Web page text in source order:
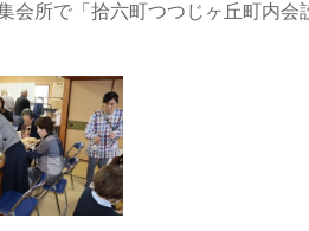
会所で「拾六町つつじヶ丘町内会